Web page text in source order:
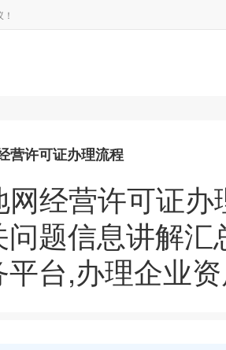
营许可证办理流程
网经营许可证
问题信息讲解
平台,办理企业